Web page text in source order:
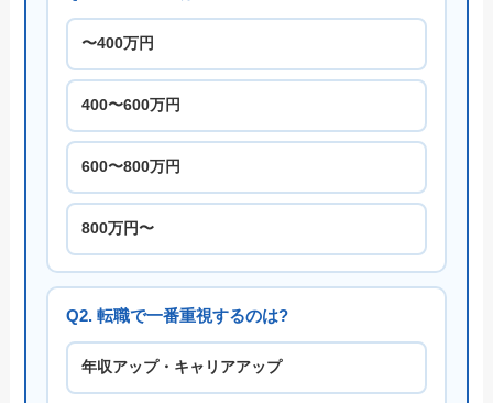
〜400万円
400〜600万円
600〜800万円
800万円〜
Q2. 転職で一番重視するのは?
年収アップ・キャリアアップ